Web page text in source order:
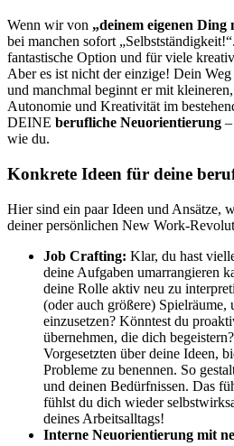
Wenn wir von „deinem eigenen Ding
bei manchen sofort
fantastische Option und für viele
Aber es ist nicht der einzige! Dein
und manchmal beginnt er mit
Autonomie und Kreativität im
DEINE berufliche Neuorientierung
wie du.
Konkrete Ideen für deine
Hier sind ein paar Ideen und Ansätze,
deiner persönlichen New Work-
Job Crafting: Klar, du hast
deine Aufgaben umarrangieren
deine Rolle aktiv neu zu
(oder auch größere) Spielräume,
einzusetzen? Könntest du
übernehmen, die dich
Vorgesetzten über deine Ideen,
Probleme zu benennen. So
und deinen Bedürfnissen. Das
fühlst du dich wieder
deines Arbeitsalltags!
Interne Neuorientierung mit